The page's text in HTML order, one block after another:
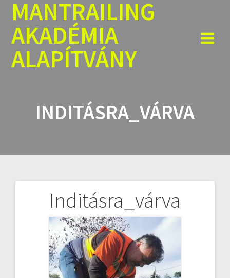
Skip
to
MANTRAILING
AKADÉMIA
ALAPÍTVÁNY
INDITÁSRA_VÁRVA
Inditásra_várva
Bejegyzés
navigáció